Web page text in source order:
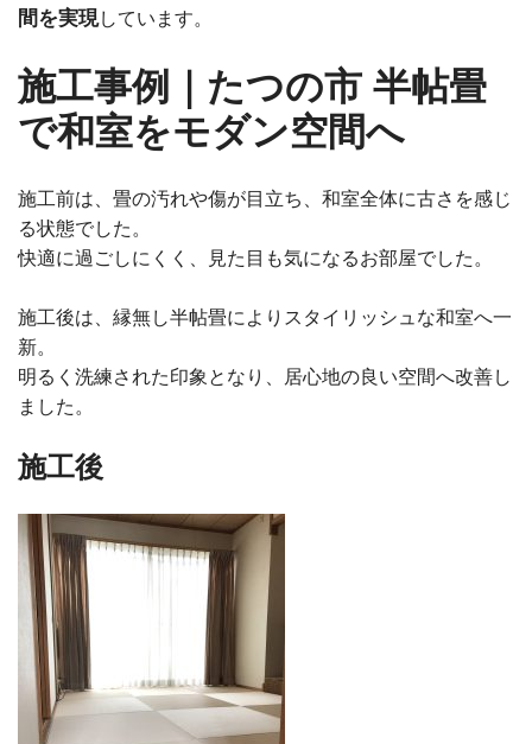
間を実現しています。
施工事例｜たつの市 半帖畳
で和室をモダン空間へ
施工前は、畳の汚れや傷が目立ち、和室全体に古さを感じ
る状態でした。
快適に過ごしにくく、見た目も気になるお部屋でした。
施工後は、縁無し半帖畳によりスタイリッシュな和室へ一
新。
明るく洗練された印象となり、居心地の良い空間へ改善し
ました。
施工後